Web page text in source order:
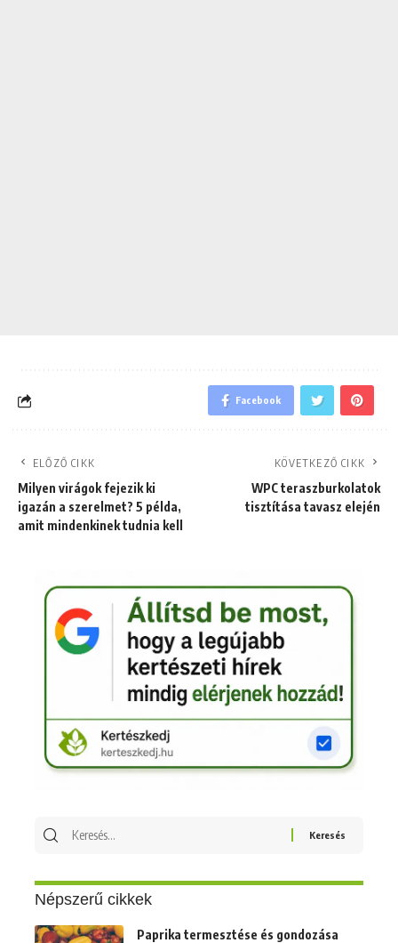
Facebook
ELŐZŐ CIKK
Milyen virágok fejezik ki
igazán a szerelmet? 5 példa,
amit mindenkinek tudnia kell
KÖVETKEZŐ CIKK
WPC teraszburkolatok
tisztítása tavasz elején
Keresés
Népszerű cikkek
Paprika termesztése és gondozása